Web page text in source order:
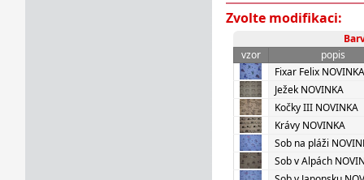
Zvolte modifikaci:
vzor
popis
Fixar Felix NOVINKA
Ježek NOVINKA
Kočky III NOVINKA
Krávy NOVINKA
Sob na pláži
Sob v Alpách